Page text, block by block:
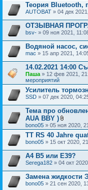
Теория Bluetooth,
AUTOBAT » 04 дек
ОТЗЫВНАЯ
bsv- » 09 ноя 2021,
Водяной насос,
mac » 15 апр 2021,
14.02.2021 14:00
Паша » 12 фев 2021,
мероприятий
Усилитель
SSD » 07 дек 2020,
Тема про
AUA BBY )
В
л
о
ж
н
и
я
bono05 » 05 ноя 2020,
TT RS 40 Jahre
bono05 » 15 окт 2020,
A4 B5 или E39?
Serega182 » 04 окт
Замена жидкости
bono05 » 21 сен 2020,